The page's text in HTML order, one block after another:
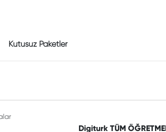
Kutusuz Paketler
Digiturk TÜM